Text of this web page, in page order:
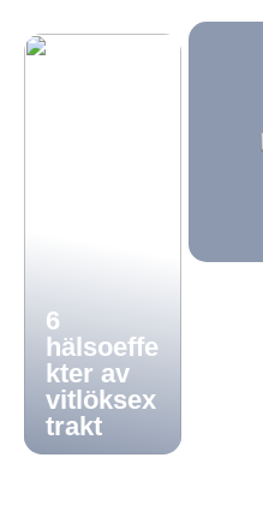
6
hälsoeffe
kter av
vitlöksex
trakt